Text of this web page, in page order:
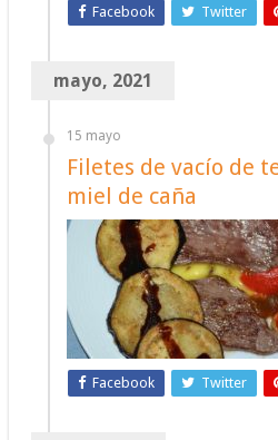
Facebook Twitter
mayo, 2021
15 mayo
Filetes de vacío de
miel de caña
Facebook Twitter